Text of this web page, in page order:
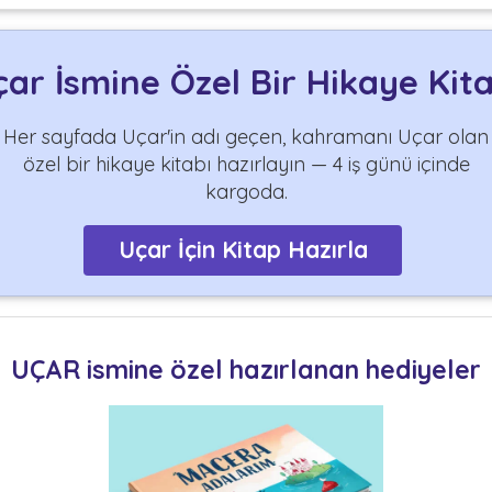
İsmine Özel Bir Hikaye
Her sayfada Uçar'in adı geçen, kahramanı Uçar olan
özel bir hikaye kitabı hazırlayın — 4 iş günü içinde
kargoda.
Uçar İçin Kitap Hazırla
UÇAR ismine özel hazırlanan hediyeler